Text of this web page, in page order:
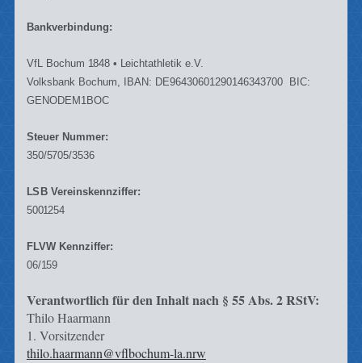
Bankverbindung:
VfL Boc hum 1848 • Leic htathletik e.V.
Volksbank Boc hum, IBAN: DE96430601290146343700 BIC:
GENODEM1BOC
Steuer Nummer:
350/5705/3536
LS B Vereinskennziffer:
5001254
FLVW Kennziffer:
06/159
Verantwortlich für den Inhalt nach § 55 Abs. 2 RStV:
Thilo Haarmann
1. Vorsitzender
thilo.haarmann@vflbochum-la.nrw